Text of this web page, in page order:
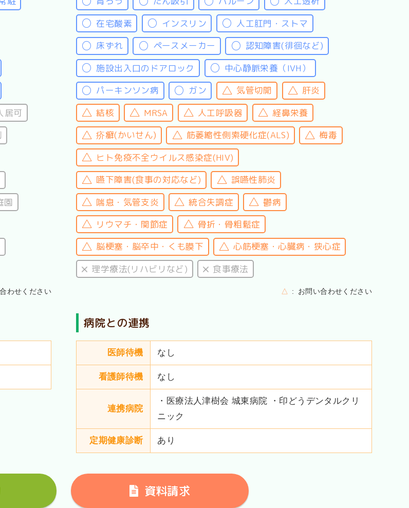
居可
園
わせください
在宅酸素
インスリン
人工肛門・ストマ
床ずれ
ペースメーカー
認知障害(徘徊など)
施設出入口のドアロック
中心静脈栄養（IVH）
パーキンソン病
ガン 気管切開
肝炎
結核
MRSA 人工呼吸器
経鼻栄養
疥癬(かいせん)
筋萎縮性側索硬化症(ALS)
梅毒
ヒト免疫不全ウイルス感染症(HIV)
嚥下障害(食事の対応など)
誤嚥性肺炎
喘息・気管支炎
統合失調症
鬱病
リウマチ・関節症
骨折・骨粗鬆症
脳梗塞・脳卒中・くも膜下
心筋梗塞・心臓病・狭心症
理学療法(リハビリなど)
食事療法
△ お問い合わせください
病院との連携
医師待機 なし
看護師待機 なし
連携病院
・医療法人津樹会 城東病院 ・印どうデンタルクリ
ニック
定期健康診断 あり
資料請求